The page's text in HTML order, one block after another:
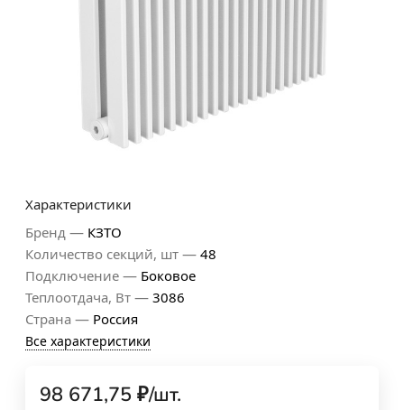
Характеристики
Бренд — КЗТО
Количество секций, шт — 48
Подключение — Боковое
Теплоотдача, Вт — 3086
Страна — Россия
Все характеристики
98 671,75 ₽/шт.